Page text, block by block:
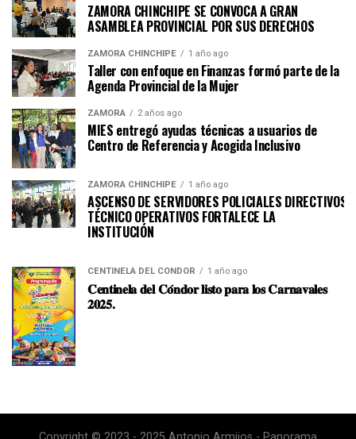
ZAMORA CHINCHIPE SE CONVOCA A GRAN
ASAMBLEA PROVINCIAL POR SUS DERECHOS
ZAMORA CHINCHIPE 1 año ago
Taller con enfoque en Finanzas formó parte de la
Agenda Provincial de la Mujer
ZAMORA 2 años ago
MIES entregó ayudas técnicas a usuarios de
Centro de Referencia y Acogida Inclusivo
ZAMORA CHINCHIPE 1 año ago
ASCENSO DE SERVIDORES POLICIALES DIRECTIVOS Y
TÉCNICO OPERATIVOS FORTALECE LA
CENTINELA DEL CÓNDOR 1 año ago
𝐂𝐞𝐧𝐭𝐢𝐧𝐞𝐥𝐚 𝐝𝐞𝐥 𝐂𝐨́𝐧𝐝𝐨𝐫 𝐥𝐢𝐬𝐭𝐨 𝐩𝐚𝐫𝐚 𝐥𝐨𝐬 𝐂𝐚𝐫𝐧𝐚𝐯𝐚𝐥𝐞𝐬
𝟐𝟎𝟐𝟓.